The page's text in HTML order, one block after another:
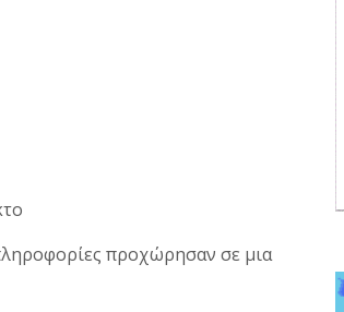
προχώρησαν σε μια